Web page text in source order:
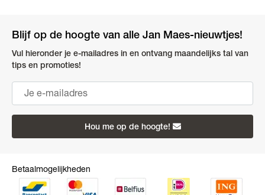
Blijf op de hoogte van alle Jan Maes-nieuwtjes!
Vul hieronder je e-mailadres in en ontvang maandelijks tal van
tips en promoties!
Hou me op de hoogte!
Betaalmogelijkheden